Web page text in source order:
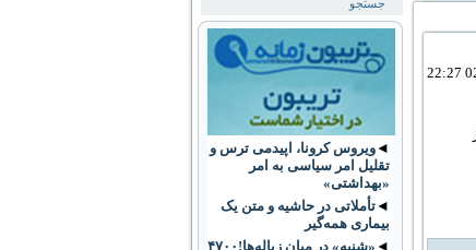
◄ ویروس کرونا، اپیدمی ترس و
تقلیل امر سیاسی به امر
«بهداشتی»
◄ تأملاتی در حاشیه و متن یک
بیماری همه‌گیر
◄
«شنبه» در میان زباله‌ها!۴۷۰۰